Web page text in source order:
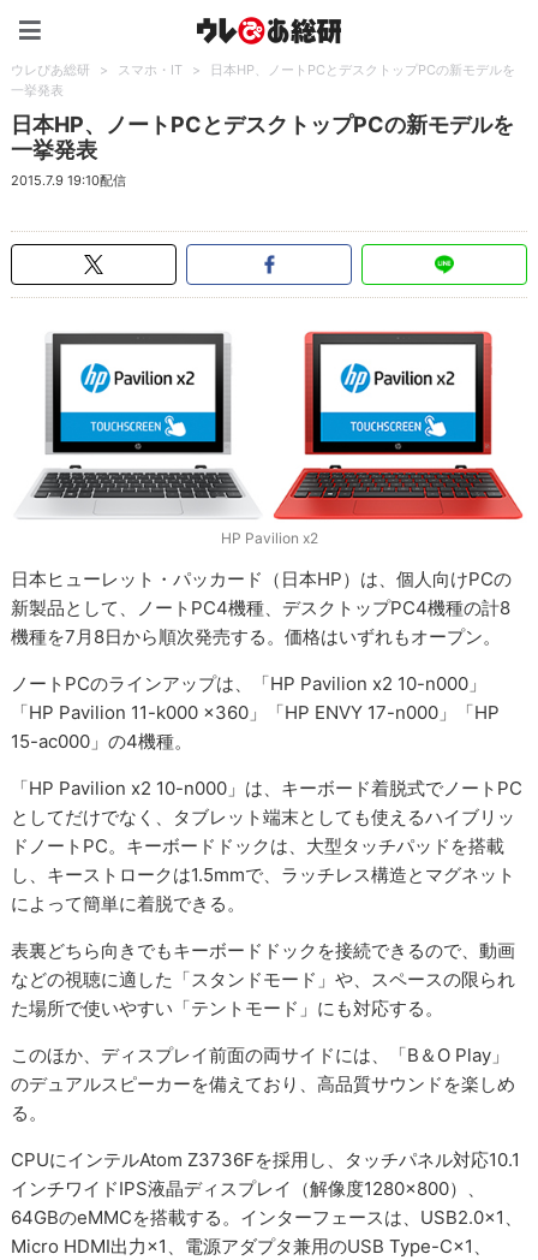
ウレぴあ総研 > スマホ・IT >
日本HP、ノートPCとデスクトップPCの新モデルを
一挙発表
日本HP、ノートPCとデスクトップPCの新モデルを
一挙発表
2015.7.9 19:10配信
HP Pavilion x2
日本ヒューレット・パッカード（日本HP）は、個人向けPCの
新製品として、ノートPC4機種、デスクトップPC4機種の計8
機種を7月8日から順次発売する。価格はいずれもオープン。
ノートPCのラインアップは、「HP Pavilion x2 10-n000」
「HP Pavilion 11-k000 x360」「HP ENVY 17-n000」「HP
15-ac000」の4機種。
「HP Pavilion x2 10-n000」は、キーボード着脱式でノートPC
としてだけでなく、タブレット端末としても使えるハイブリッ
ドノートPC。キーボードドックは、大型タッチパッドを搭載
し、キーストロークは1.5mmで、ラッチレス構造とマグネット
によって簡単に着脱できる。
表裏どちら向きでもキーボードドックを接続できるので、動画
などの視聴に適した「スタンドモード」や、スペースの限られ
た場所で使いやすい「テントモード」にも対応する。
このほか、ディスプレイ前面の両サイドには、「B＆O Play」
のデュアルスピーカーを備えており、高品質サウンドを楽しめ
る。
CPUにインテルAtom Z3736Fを採用し、タッチパネル対応10.1
インチワイドIPS液晶ディスプレイ（解像度1280×800）、
64GBのeMMCを搭載する。インターフェースは、USB2.0×1、
Micro HDMI出力×1、電源アダプタ兼用のUSB Type-C×1、